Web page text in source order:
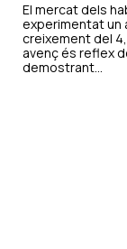
El mercat dels
experimentat un
creixement del
avenç és reflex
demostrant…